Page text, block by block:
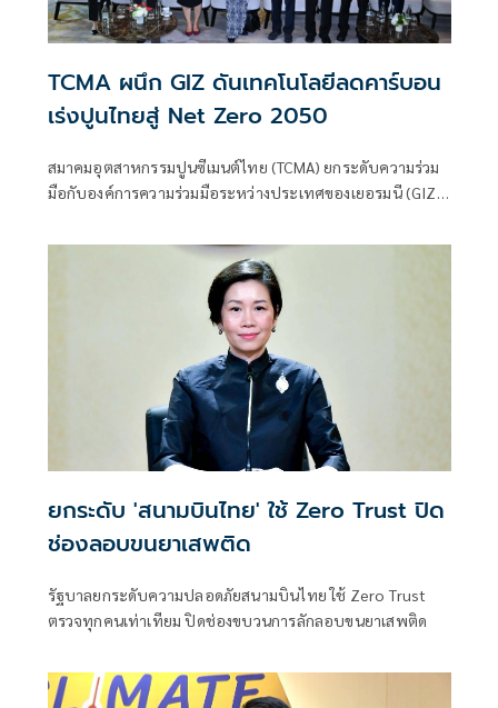
TCMA ผนึก GIZ ดันเทคโนโลยีลดคาร์บอน
เร่งปูนไทยสู่ Net Zero 2050
สมาคมอุตสาหกรรมปูนซีเมนต์ไทย (TCMA) ยกระดับความร่วม
มือกับองค์การความร่วมมือระหว่างประเทศของเยอรมนี (GIZ)
2050 ผ่านเวที TCMA x GIZ at TCMA Technical Conference
2026 ตอกย้ำทิศทางการลงมือทำจริง
ยกระดับ 'สนามบินไทย' ใช้ Zero Trust ปิด
ช่องลอบขนยาเสพติด
รัฐบาลยกระดับความปลอดภัยสนามบินไทย ใช้ Zero Trust
ตรวจทุกคนเท่าเทียม ปิดช่องขบวนการลักลอบขนยาเสพติด